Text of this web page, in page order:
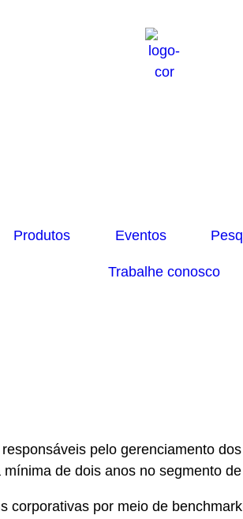
Produtos Eventos
Trabalhe conosco
pelo gerenciamento
de dois anos no segmento
corporativas por meio de